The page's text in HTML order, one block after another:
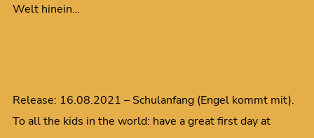
Welt hinein…
Release: 16.08.2021 – Schulanfang (Engel kommt mit).
To all the kids in the world: have a great first day at